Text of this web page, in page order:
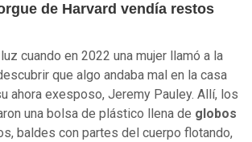
de Harvard vendía restos
cuando en 2022 una mujer llamó a la
que algo andaba mal en la casa
ahora exesposo, Jeremy Pauley. Allí, los
una bolsa de plástico llena de globos
baldes con partes del cuerpo flotando,